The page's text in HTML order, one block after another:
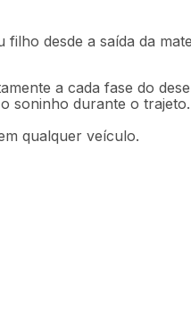
desde a saída da
a cada fase do
soninho durante o trajeto.
qualquer veículo.